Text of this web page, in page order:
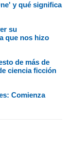
y qué significa
su
que nos hizo
de más de
ciencia ficción
Comienza